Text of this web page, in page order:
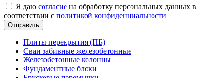
Я даю согласие на обработку персональных данных в
соответствии с политикой конфиденциальности
Плиты перекрытия (ПБ)
Сваи забивные железобетонные
Железобетонные колонны
Фундаментные блоки